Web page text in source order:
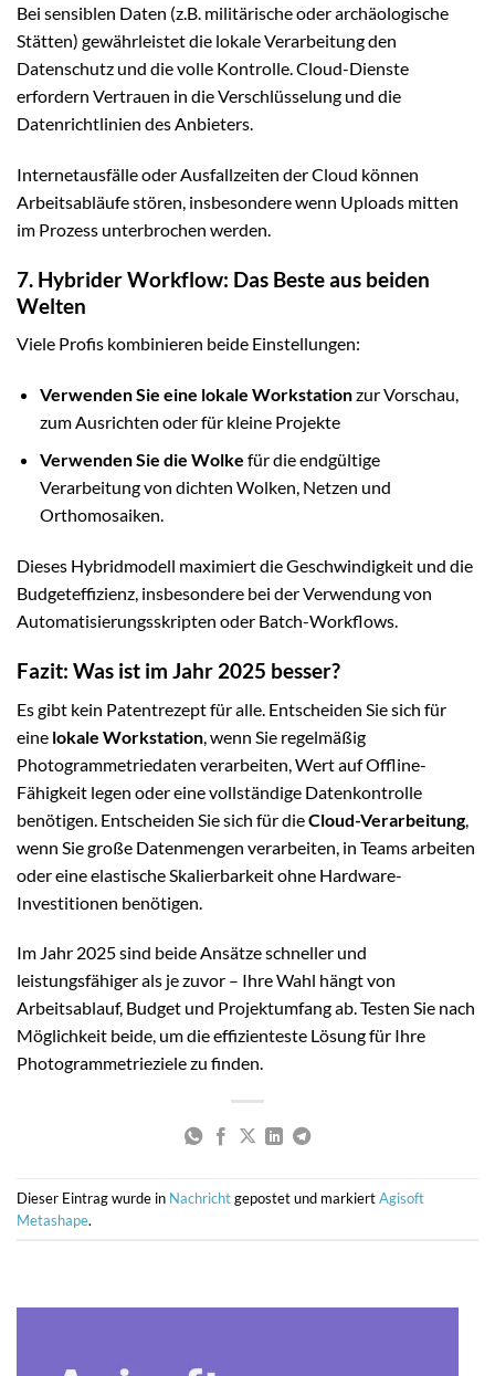
Bei sensiblen Daten (z.B. militärische oder archäologische
Stätten) gewährleistet die lokale Verarbeitung den
Datenschutz und die volle Kontrolle. Cloud-Dienste
erfordern Vertrauen in die Verschlüsselung und die
Datenrichtlinien des Anbieters.
Internetausfälle oder Ausfallzeiten der Cloud können
Arbeitsabläufe stören, insbesondere wenn Uploads mitten
im Prozess unterbrochen werden.
7. Hybrider Workflow: Das Beste aus beiden
Welten
Viele Profis kombinieren beide Einstellungen:
Verwenden Sie eine lokale Workstationzur Vorschau,
zum Ausrichten oder für kleine Projekte
Verwenden Sie die Wolke für die endgültige
Verarbeitung von dichten Wolken, Netzen und
Orthomosaiken.
Dieses Hybridmodell maximiert die Geschwindigkeit und die
Budgeteffizienz, insbesondere bei der Verwendung von
Automatisierungsskripten oder Batch-Workflows.
Fazit: Was ist im Jahr 2025 besser?
Es gibt kein Patentrezept für alle. Entscheiden Sie sich für
eine lokale Workstation , wenn Sie regelmäßig
Photogrammetriedaten verarbeiten, Wert auf Offline-
Fähigkeit legen oder eine vollständige Datenkontrolle
benötigen. Entscheiden Sie sich für dieCloud-Verarbeitung,
wenn Sie große Datenmengen verarbeiten, in Teams arbeiten
oder eine elastische Skalierbarkeit ohne Hardware-
Investitionen benötigen.
Im Jahr 2025 sind beide Ansätze schneller und
leistungsfähiger als je zuvor – Ihre Wahl hängt von
Arbeitsablauf, Budget und Projektumfang ab. Testen Sie nach
Möglichkeit beide, um die effizienteste Lösung für Ihre
Photogrammetrieziele zu finden.
Dieser Eintrag wurde in Nachrichtgepostet und markiertAgisoft
Metashape.